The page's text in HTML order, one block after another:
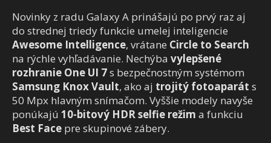
Novinky z radu Galaxy A prinášajú po prvý raz aj
do strednej triedy funkcie umelej inteligencie
Awesome Intelligence, vrátane Circle to Search
na rýchle vyhľadávanie. Nechýba vylepšené
rozhranie One UI 7s bezpečnostným systémom
Samsung Knox Vault, ako aj trojitý fotoaparát s
50 Mpx hlavným snímačom. Vyššie modely navyše
ponúkajú 10-bitový HDR selfie režim a funkciu
Best Face pre skupinové zábery.